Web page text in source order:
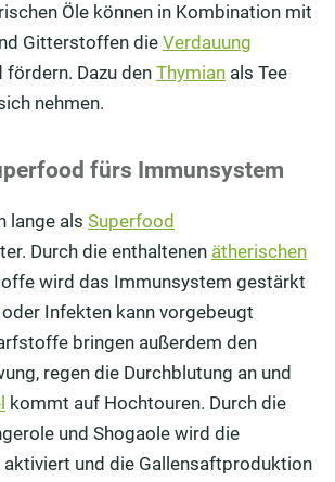
Öle können in Kombination mit
Gitterstoffen die Verdauung
fördern. Dazu den Thymian als Tee
nehmen.
fürs Immunsystem
lange als Superfood
Durch die enthaltenen ätherischen
wird das Immunsystem gestärkt
oder Infekten kann vorgebeugt
bringen außerdem den
regen die Durchblutung an und
kommt auf Hochtouren. Durch die
und Shogaole wird die
aktiviert und die Gallensaftproduktion